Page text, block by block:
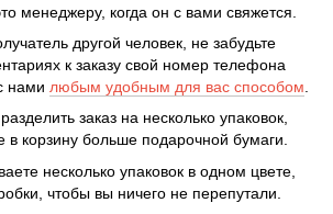
менеджеру, когда он с вами свяжется.
другой человек, не забудьте
к заказу свой номер телефона
нами любым удобным для вас способом
заказ на несколько упаковок,
в корзину больше подарочной бумаги.
несколько упаковок в одном цвете,
чтобы вы ничего не перепутали.